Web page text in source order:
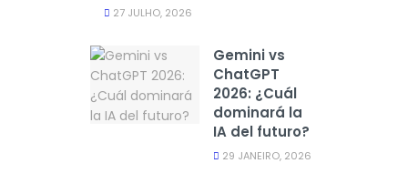
27 JULHO, 2026
Gemini vs
ChatGPT
2026: ¿Cuál
dominará la
IA del futuro?
29 JANEIRO, 2026